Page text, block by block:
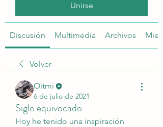
Unirse
Discusión Multimedia Archivos
Volver
Oitmi
6 de julio de 2021
Siglo equivocado
Hoy he tenido una inspiración